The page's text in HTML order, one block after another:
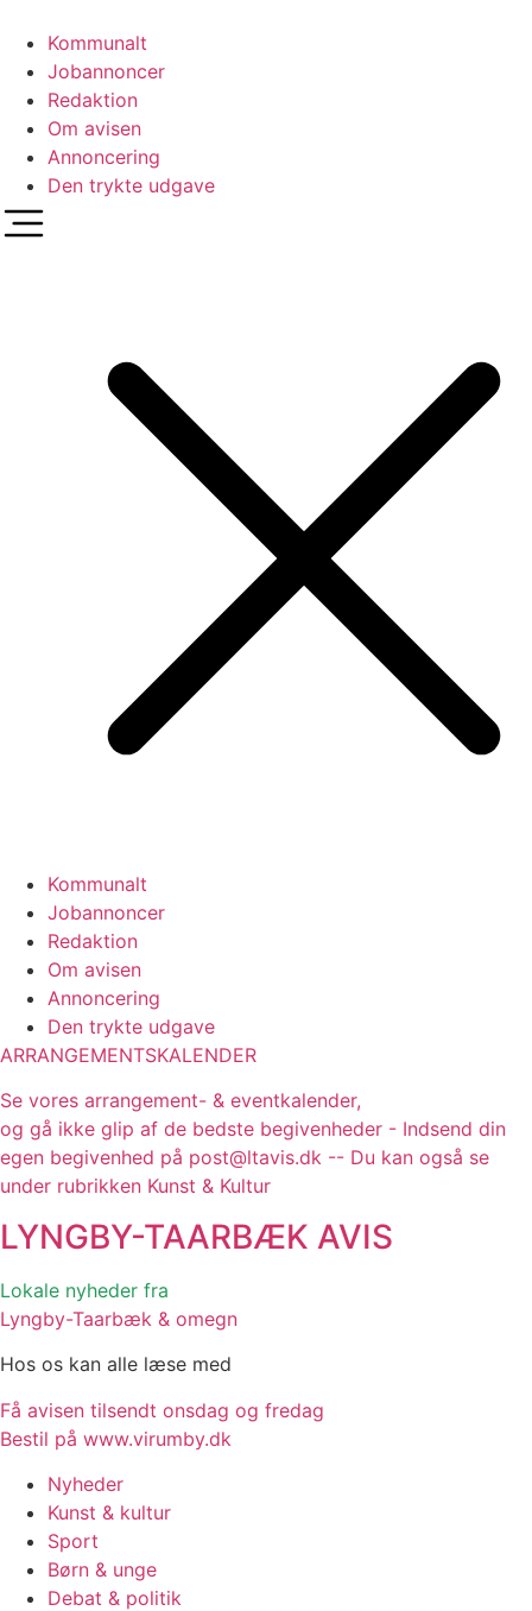
indhold
Kommunalt
Jobannoncer
Redaktion
Om avisen
Annoncering
Den trykte udgave
Kommunalt
Jobannoncer
Redaktion
Om avisen
Annoncering
Den trykte udgave
ARRANGEMENTSKALENDER
Se vores arrangement- & eventkalender,
og gå ikke glip af de bedste begivenheder - Indsend din
egen begivenhed på post@ltavis.dk -- Du kan også se
under rubrikken Kunst & Kultur
LYNGBY-TAARBÆK AVIS
Lokale nyheder fra
Lyngby-Taarbæk & omegn
Hos os kan alle læse med
Få avisen tilsendt onsdag og fredag
Bestil på www.virumby.dk
Nyheder
Kunst & kultur
Sport
Børn & unge
Debat & politik